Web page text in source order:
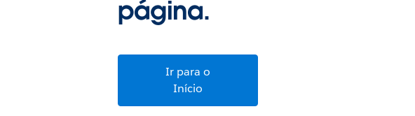
página.
Ir para o
Início